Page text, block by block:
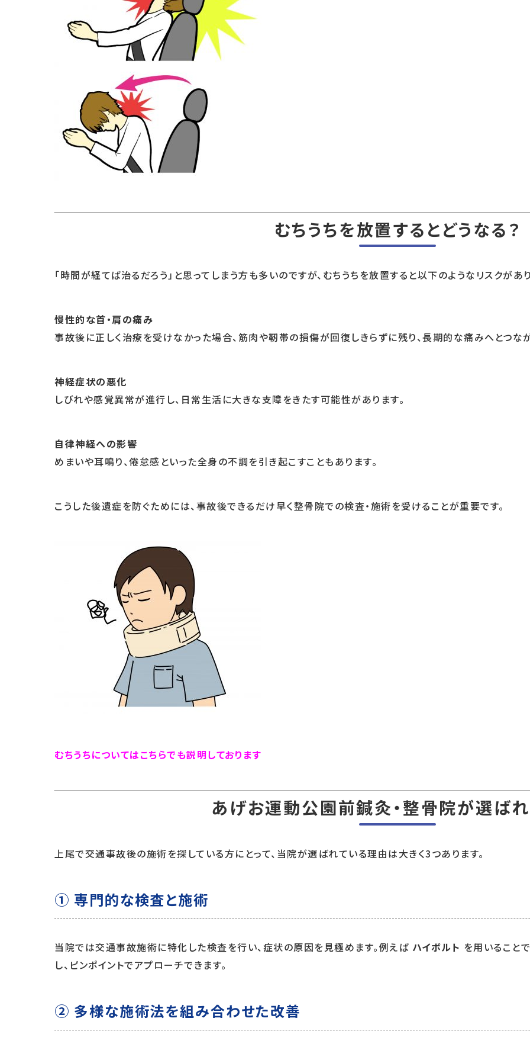
むちうちを放置するとどうなる？
「時間が経てば治るだろう」と思ってしまう方も多いのですが、むちうちを放置すると以下のようなリスクがあり
慢性的な首・肩の痛み
事故後に正しく治療を受けなかった場合、筋肉や靭帯の損傷が回復しきらずに残り、長期的な痛みへとつなが
神経症状の悪化
しびれや感覚異常が進行し、日常生活に大きな支障をきたす可能性があります。
自律神経への影響
めまいや耳鳴り、倦怠感といった全身の不調を引き起こすこともあります。
こうした後遺症を防ぐためには、事故後できるだけ早く整骨院での検査・施術を受けることが重要です。
むちうちについてはこちらでも説明しております
あげお運動公園前鍼灸・整骨院が選ば
上尾で交通事故後の施術を探している方にとって、当院が選ばれている理由は大きく3つあります。
① 専門的な検査と施術
当院では交通事故施術に特化した検査を行い、症状の原因を見極めます。例えば ハイボルト を用いること
し、ピンポイントでアプローチできます。
② 多様な施術法を組み合わせた改善